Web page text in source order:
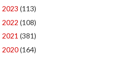
2023 (113)
2022 (108)
2021 (381)
2020(164)